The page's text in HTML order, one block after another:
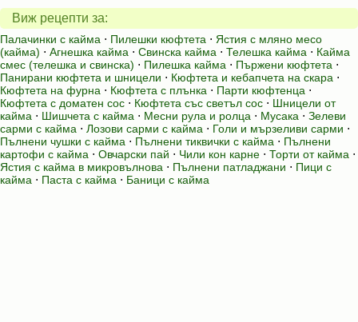
Виж рецепти за:
Палачинки с кайма ⋅ Пилешки кюфтета ⋅ Ястия с мляно месо
(кайма) ⋅ Агнешка кайма ⋅ Свинска кайма ⋅ Телешка кайма ⋅ Кайма
смес (телешка и свинска) ⋅ Пилешка кайма ⋅ Пържени кюфтета ⋅
Панирани кюфтета и шницели ⋅ Кюфтета и кебапчета на скара ⋅
Кюфтета на фурна ⋅ Кюфтета с плънка ⋅ Парти кюфтенца ⋅
Кюфтета с доматен сос ⋅ Кюфтета със светъл сос ⋅ Шницели от
кайма ⋅ Шишчета с кайма ⋅ Месни рула и ролца ⋅ Мусака ⋅ Зелеви
сарми с кайма ⋅ Лозови сарми с кайма ⋅ Голи и мързеливи сарми ⋅
Пълнени чушки с кайма ⋅ Пълнени тиквички с кайма ⋅ Пълнени
картофи с кайма ⋅ Овчарски пай ⋅ Чили кон карне ⋅ Торти от кайма ⋅
Ястия с кайма в микровълнова ⋅ Пълнени патладжани ⋅ Пици с
кайма ⋅ Паста с кайма ⋅ Баници с кайма